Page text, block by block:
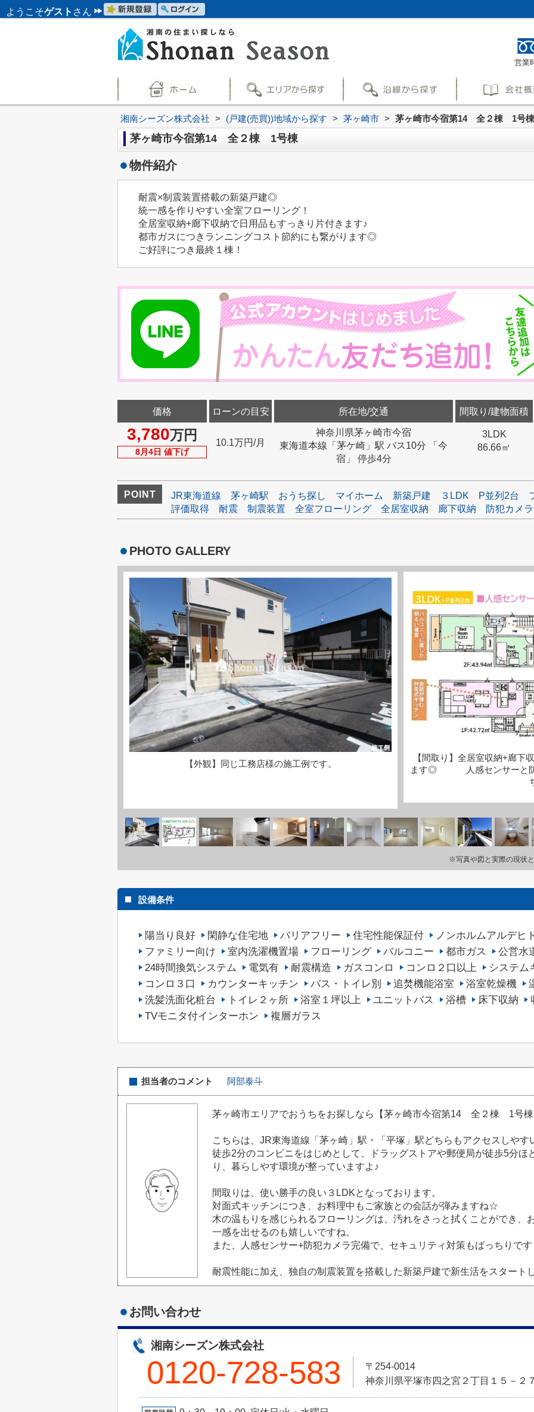
ようこそゲスト さん
営業
湘南シーズン株式会社 > (戸建(売買))地域から探す > 茅ヶ崎市 > 茅ヶ崎市今宿第14 全２棟 1号棟
茅ヶ崎市今宿第14 全２棟 1号棟
物件紹介
耐震×制震装置搭載の新築戸建◎
統一感を作りやすい全室フローリング！
全居室収納+廊下収納で日用品もすっきり片付きます♪
都市ガスにつきランニングコスト節約にも繋がります◎
ご好評につき最終１棟！
価格
3,780万円
8月4日 値下げ
ローンの目安
10.1万円/月
所在地/交通
神奈川県茅ヶ崎市今宿
東海道本線「茅ケ崎」駅 バス10分 「今
宿」 停歩4分
間取り/建物面積
3LDK
86.66㎡
POINT JR東海道線 茅ヶ崎駅 おうち探し マイホーム 新築戸建 ３LDK P並列2台
評価取得
耐震 制震装置 全室フローリング 全居室収納 廊下収納 防犯カメラ
PHOTO GALLERY
【外観】同じ工務店様の施工例です。
【間取り】全居室収納+廊下
ます◎ 人感センサーと防
※写真や図と実際の現状
設備条件
陽当り良好 閑静な住宅地 バリアフリー 住宅性能保証付
ノンホルムアルデヒ
ファミリー向け
室内洗濯機置場 フローリング バルコニー 都市ガス
公営水
24時間換気システム
電気有 耐震構造 ガスコンロ コンロ２口以上
システム
コンロ３口
カウンターキッチン バス・トイレ別 追焚機能浴室 浴室乾燥機
洗髪洗面化粧台
トイレ２ヶ所 浴室１坪以上 ユニットバス 浴槽 床下収納
TVモニタ付インターホン
複層ガラス
担当者のコメント 阿部泰斗
茅ヶ崎市エリアでおうちをお探しなら【茅ヶ崎市今宿第14 全２棟 1号棟
こちらは、JR東海道線「茅ヶ崎」駅・「平塚」駅どちらもアクセスしやす
徒歩2分のコンビニをはじめとして、ドラッグストアや郵便局が徒歩5分ほ
り、暮らしやす環境が整っていますよ♪
間取りは、使い勝手の良い３LDKとなっております。
対面式キッチンにつき、お料理中もご家族との会話が弾みますね☆
木の温もりを感じられるフローリングは、汚れをさっと拭くことができ
一感を出せるのも嬉しいですね。
また、人感センサー+防犯カメラ完備で、セキュリティ対策もばっちりで
耐震性能に加え、独自の制震装置を搭載した新築戸建で新生活をスタート
お問い合わせ
湘南シーズン株式会社
0120-728-583
〒254-0014
神奈川県平塚市四之宮２丁目１５－２